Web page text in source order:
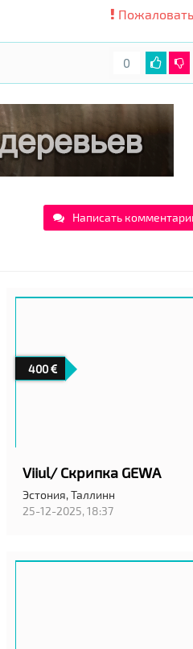
0
Написать
400
Viiul/ Скрипка GEWA
Эстония,Таллинн
25-12-2025, 18:37